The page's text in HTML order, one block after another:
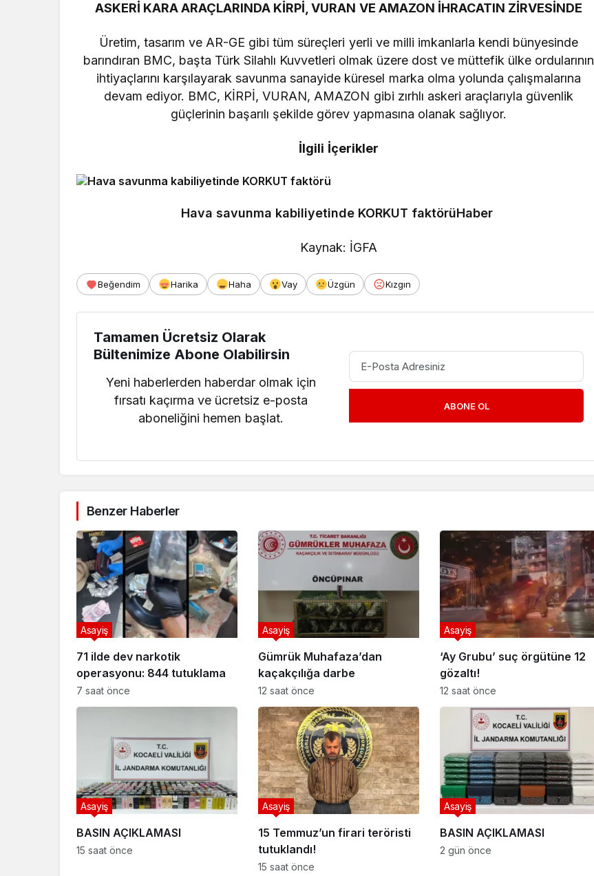
ASKERİ KARA ARAÇLARINDA KİRPİ, VURAN VE AMAZON İHRACATIN ZİRVESİNDE
Üretim, tasarım ve AR-GE gibi tüm süreçleri yerli ve milli imkanlarla kendi bünyesinde
barındıran BMC, başta Türk Silahlı Kuvvetleri olmak üzere dost ve müttefik ülke ordularının
ihtiyaçlarını karşılayarak savunma sanayide küresel marka olma yolunda çalışmalarına
devam ediyor. BMC, KİRPİ, VURAN, AMAZON gibi zırhlı askeri araçlarıyla güvenlik
güçlerinin başarılı şekilde görev yapmasına olanak sağlıyor.
İlgili İçerikler
Hava savunma kabiliyetinde KORKUT faktörüHaber
Kaynak: İGFA
Beğendim Harika Haha Vay Üzgün Kızgın
Tamamen Ücretsiz Olarak
Bültenimize Abone Olabilirsin
Yeni haberlerden haberdar olmak için
fırsatı kaçırma ve ücretsiz e-posta
aboneliğini hemen başlat.
ABONE OL
Benzer Haberler
71 ilde dev narkotik
operasyonu: 844 tutuklama
Asayiş
7 saat önce
Gümrük Muhafaza’dan
kaçakçılığa darbe
Asayiş
12 saat önce
‘Ay Grubu’ suç örgütüne 12
gözaltı!
Asayiş
12 saat önce
BASIN AÇIKLAMASI
Asayiş
15 saat önce
15 Temmuz’un firari teröristi
tutuklandı!
Asayiş
15 saat önce
BASIN AÇIKLAMASI
Asayiş
2 gün önce